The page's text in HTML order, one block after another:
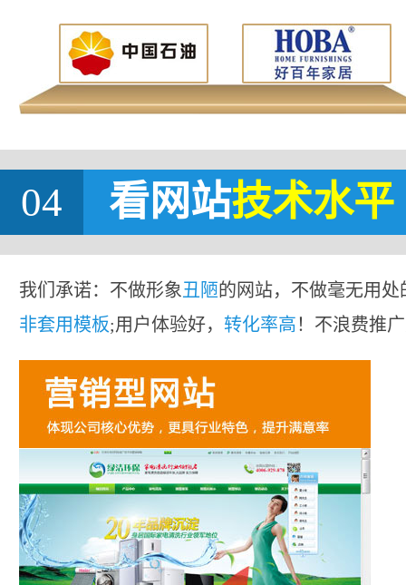
04 看网站技术水平
我们承诺：不做形象丑陋的网站，不做毫无用处
非套用模板;用户体验好， 转化率高！不浪费推